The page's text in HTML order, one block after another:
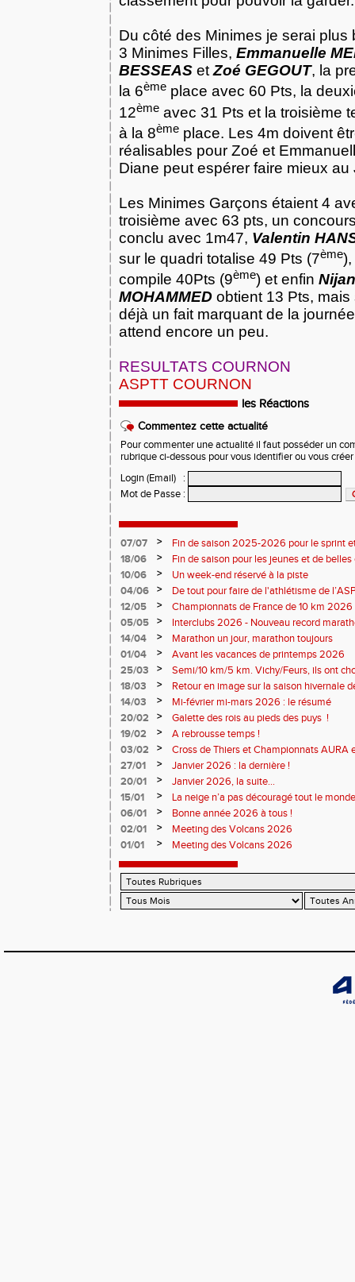
Du côté des Minimes je serai plus
3 Minimes Filles, Emmanuelle
BESSEAS etZoé GEGOUT, la
la 6ème place avec 60 Pts, la
12ème avec 31 Pts et la troisième
à la 8ème place. Les 4m doivent
réalisables pour Zoé et
Diane peut espérer faire mieux
Les Minimes Garçons étaient 4
troisième avec 63 pts, un
conclu avec 1m47, Valentin
sur le quadri totalise 49 Pts (7ème),
compile 40Pts (9ème) et enfin
MOHAMMED obtient 13 Pts, mais
déjà un fait marquant de la
attend encore un peu.
RESULTATS COURNON
ASPTT COURNON
les Réactions
Commentez cette actualité
Pour commenter une actualité il faut posséder un
rubrique ci-dessous pour vous identifier ou vous
Login (Email)
:
Mot de Passe :
07/07 >
Fin de saison 2025-2026 pour le sprint
18/06
>
Fin de saison pour les jeunes et de
10/06
>
Un week-end réservé à la piste
04/06
>
De tout pour faire de l'athlétisme de
monde souriant
12/05 >
Championnats de France de 10 km
Soirées piste
05/05 >
Interclubs 2026 - Nouveau record
résultats
14/04 >
Marathon un jour, marathon toujours
01/04
>
Avant les vacances de printemps 2026
25/03
>
Semi/10 km/5 km. Vichy/Feurs, ils ont
18/03
>
Retour en image sur la saison hivernale
14/03
>
Mi-février mi-mars 2026 : le résumé
20/02
>
Galette des rois au pieds des puys !
19/02
>
A rebrousse temps !
03/02
>
Cross de Thiers et Championnats AURA
27/01
>
Janvier 2026 : la dernière !
20/01
>
Janvier 2026, la suite...
15/01
>
La neige n’a pas découragé tout le
06/01
>
Bonne année 2026 à tous !
02/01
>
Meeting des Volcans 2026
01/01
> Meeting des Volcans 2026